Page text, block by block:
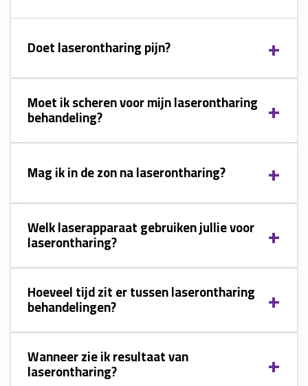
Doet laserontharing pijn?
Moet ik scheren voor mijn laserontharing
behandeling?
Mag ik in de zon na laserontharing?
Welk laserapparaat gebruiken jullie voor
laserontharing?
Hoeveel tijd zit er tussen laserontharing
behandelingen?
Wanneer zie ik resultaat van
laserontharing?